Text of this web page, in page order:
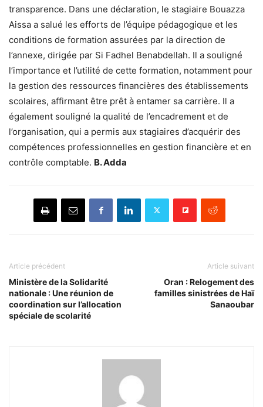
transparence. Dans une déclaration, le stagiaire Bouazza
Aissa a salué les efforts de l’équipe pédagogique et les
conditions de formation assurées par la direction de
l’annexe, dirigée par Si Fadhel Benabdellah. Il a souligné
l’importance et l’utilité de cette formation, notamment pour
la gestion des ressources financières des établissements
scolaires, affirmant être prêt à entamer sa carrière. Il a
également souligné la qualité de l’encadrement et de
l’organisation, qui a permis aux stagiaires d’acquérir des
compétences professionnelles en gestion financière et en
contrôle comptable. B. Adda
Article précédent
Ministère de la Solidarité
nationale : Une réunion de
coordination sur l’allocation
spéciale de scolarité
Article suivant
Oran : Relogement des
familles sinistrées de Haï
Sanaoubar